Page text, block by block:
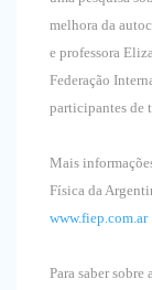
melhora da
e professora
Federação
participantes de
Mais
Física da
www.fiep.com.ar
Para saber sobre